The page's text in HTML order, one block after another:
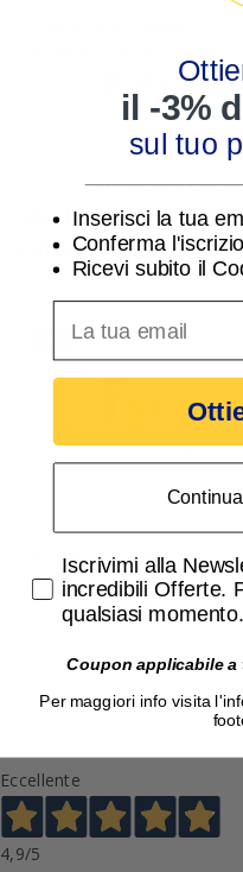
16 altri prodotti
categoria:
Kit per realizzare
contattori tipo BFK per
contattori BF09-BF38
Lovato 11G460
24,72 € 23,98 €
Eccellente
4,9/5
il -3%
sul tuo
Inserisci la tua
Conferma
Ricevi subito il
Accetta di ricevere
Iscrivimi alla
incredibili Offerte.
qualsiasi momento.
Coupon applicabile a
Per maggiori info visita